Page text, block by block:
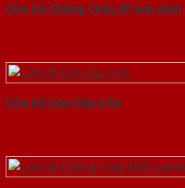
Cửa Gỗ Chống Cháy 2P son xam
Cửa Gỗ Cao Cấp o fix